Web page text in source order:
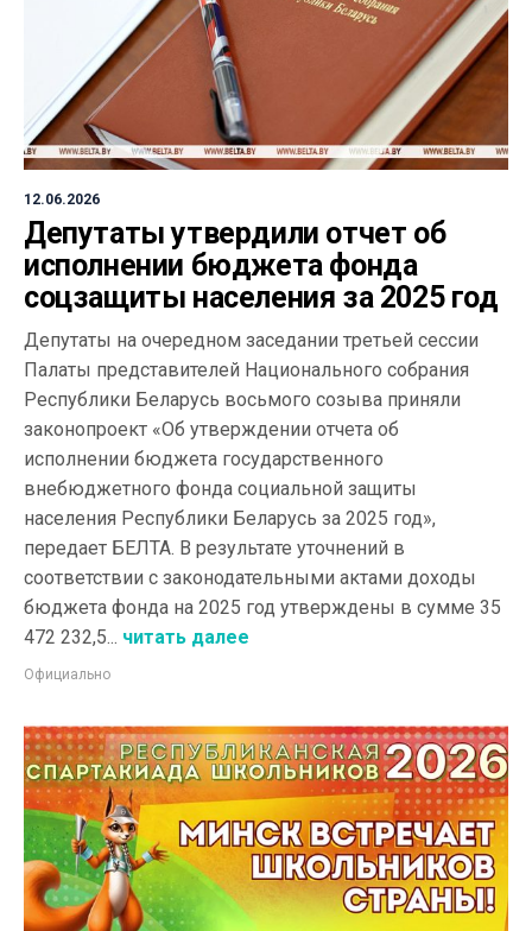
12.06.2026
Депутаты утвердили отчет об
исполнении бюджета фонда
соцзащиты населения за 2025 год
Депутаты на очередном заседании третьей сессии
Палаты представителей Национального собрания
Республики Беларусь восьмого созыва приняли
законопроект «Об утверждении отчета об
исполнении бюджета государственного
внебюджетного фонда социальной защиты
населения Республики Беларусь за 2025 год»,
передает БЕЛТА. В результате уточнений в
соответствии с законодательными актами доходы
бюджета фонда на 2025 год утверждены в сумме 35
472 232,5... читать далее
Официально